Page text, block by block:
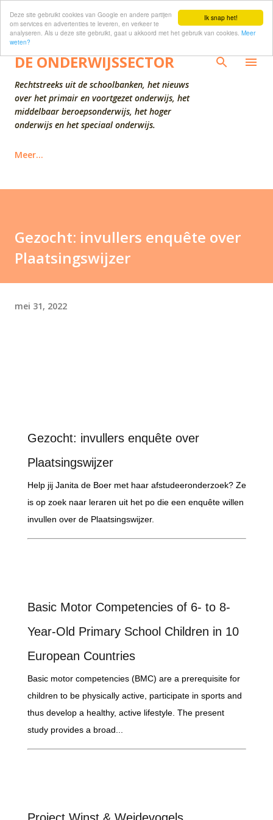
Ik snap het!
Deze site gebruikt cookies van Google en andere partijen
om services en advertenties te leveren, en verkeer te
analyseren. Als u deze site gebruikt, gaat u akkoord met het gebruik van cookies. Meer
weten?
Doorgaan naar hoofdcontent
DE ONDERWIJSSECTOR
Rechtstreeks uit de schoolbanken, het nieuws
over het primair en voortgezet onderwijs, het
middelbaar beroepsonderwijs, het hoger
onderwijs en het speciaal onderwijs.
Meer…
Gezocht: invullers enquête over
Plaatsingswijzer
mei 31, 2022
Gezocht: invullers enquête over
Plaatsingswijzer
Help jij Janita de Boer met haar afstudeeronderzoek? Ze
is op zoek naar leraren uit het po die een enquête willen
invullen over de Plaatsingswijzer.
Basic Motor Competencies of 6- to 8-
Year-Old Primary School Children in 10
European Countries
Basic motor competencies (BMC) are a prerequisite for
children to be physically active, participate in sports and
thus develop a healthy, active lifestyle. The present
study provides a broad...